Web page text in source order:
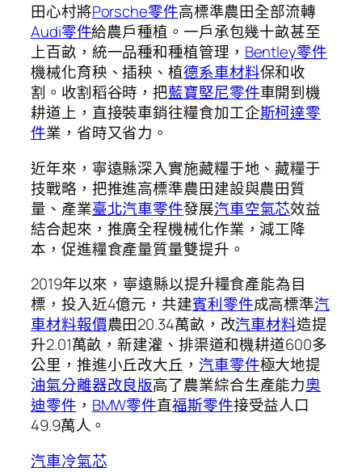
田心村將Porsche零件高標準農田全部流轉
Audi零件給農戶種植。一戶承包幾十畝甚至
上百畝，統一品種和種植管理， Bentley零件
機械化育秧、插秧、植德系車材料保和收
割。收割稻谷時，把藍寶堅尼零件車開到機
耕道上，直接裝車銷往糧食加工企斯柯達零
件業，省時又省力。
近年來，寧遠縣深入實施藏糧于地、藏糧于
技戰略，把推進高標準農田建設與農田質
量、產業臺北汽車零件發展汽車空氣芯效益
結合起來，推廣全程機械化作業，減工降
本，促進糧食產量質量雙提升。
2019年以來，寧遠縣以提升糧食產能為目
標，投入近4億元，共建賓利零件成高標準汽
車材料報價農田20.34萬畝，改汽車材料造提
升2.01萬畝，新建灌、排渠道和機耕道600多
公里，推進小丘改大丘， 汽車零件極大地提
油氣分離器改良版高了農業綜合生產能力奧
迪零件 ， BMW零件直福斯零件接受益人口
49.9萬人。
汽車冷氣芯